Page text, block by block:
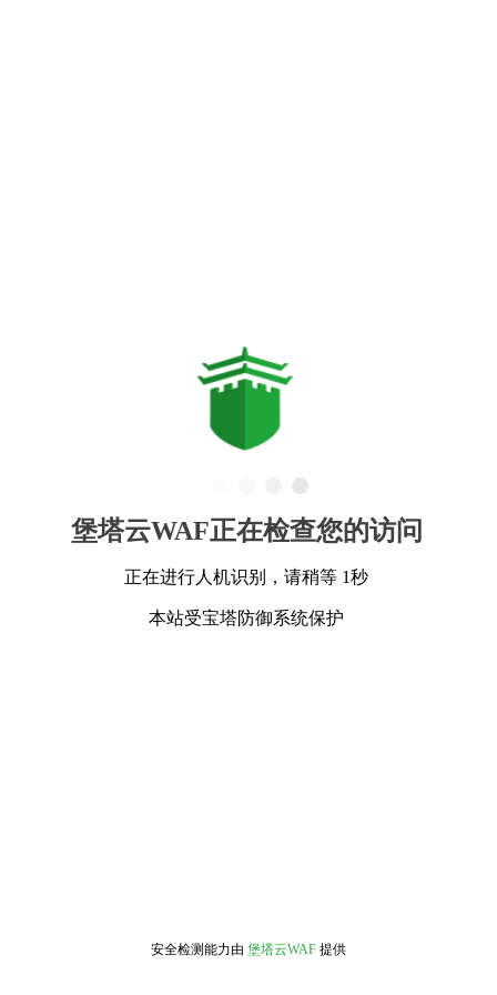
堡塔云WAF正在检查您的访问
正在进行人机识别，请稍等 1秒
本站受宝塔防御系统保护
安全检测能力由 堡塔云WAF 提供